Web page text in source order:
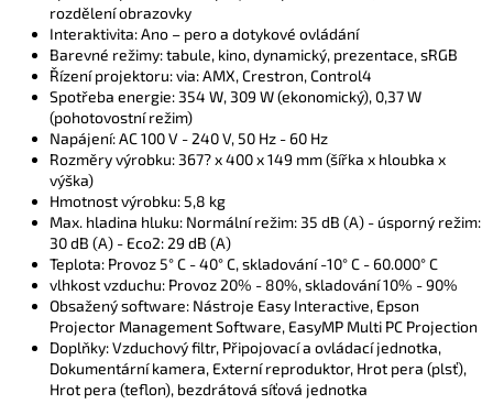
rozdělení obrazovky
Interaktivita: Ano – pero a dotykové ovládání
Barevné režimy: tabule, kino, dynamický, prezentace, sRGB
Řízení projektoru: via: AMX, Crestron, Control4
Spotřeba energie: 354 W, 309 W (ekonomický), 0,37 W
(pohotovostní režim)
Napájení: AC 100 V - 240 V, 50 Hz - 60 Hz
Rozměry výrobku: 367? x 400 x 149 mm (šířka x hloubka x
výška)
Hmotnost výrobku: 5,8 kg
Max. hladina hluku: Normální režim: 35 dB (A) - úsporný režim:
30 dB (A) - Eco2: 29 dB (A)
Teplota: Provoz 5° C - 40° C, skladování -10° C - 60.000° C
vlhkost vzduchu: Provoz 20% - 80%, skladování 10% - 90%
Obsažený software: Nástroje Easy Interactive, Epson
Projector Management Software, EasyMP Multi PC Projection
Doplňky: Vzduchový filtr, Připojovací a ovládací jednotka,
Dokumentární kamera, Externí reproduktor, Hrot pera (plsť),
Hrot pera (teflon), bezdrátová síťová jednotka